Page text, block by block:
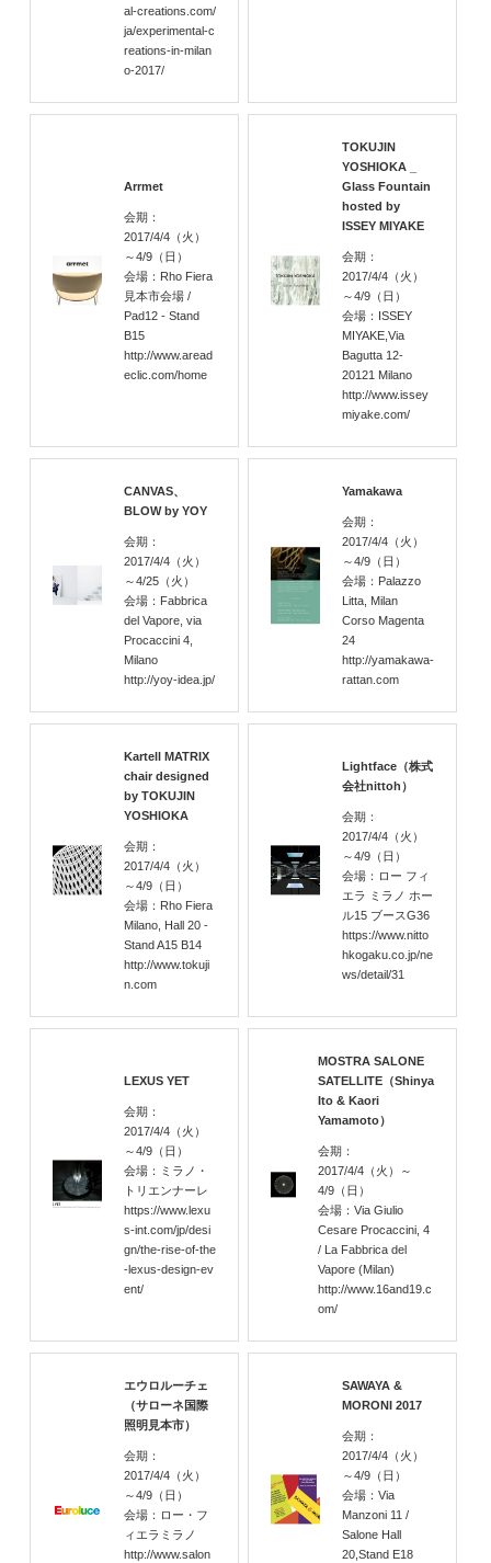
al-creations.com/
ja/experimental-c
reations-in-milan
o-2017/
Arrmet
会期：
2017/4/4（火）
～4/9（日）
会場：Rho Fiera
見本市会場 /
Pad12 - Stand
B15
http://www.aread
eclic.com/home
TOKUJIN
YOSHIOKA _
Glass Fountain
hosted by
ISSEY MIYAKE
会期：
2017/4/4 （火）
～4/9 （日）
会場：ISSEY
MIYAKE,Via
Bagutta 12-
20121 Milano
http://www.issey
miyake.com/
CANVAS、
BLOW by YOY
会期：
2017/4/4（火）
～4/25（火）
会場：Fabbrica
del Vapore, via
Procaccini 4,
Milano
http://yoy-idea.jp/
Yamakawa
会期：
2017/4/4 （火）
～4/9 （日）
会場：Palazzo
Litta, Milan
Corso Magenta
24
http://yamakawa-
rattan.com
Kartell MATRIX
chair designed
by TOKUJIN
YOSHIOKA
会期：
2017/4/4（火）
～4/9（日）
会場：Rho Fiera
Milano, Hall 20 -
Stand A15 B14
http://www.tokuji
n.com
Lightface（株式
会社nittoh）
会期：
2017/4/4 （火）
～4/9 （日）
会場：ロー フィ
エラ ミラノ ホー
ル15 ブースG36
https://www.nitto
hkogaku.co.jp/ne
ws/detail/31
LEXUS YET
会期：
2017/4/4（火）
～4/9（日）
会場：ミラノ・
トリエンナーレ
https://www.lexu
s-int.com/jp/desi
gn/the-rise-of-the
-lexus-design-ev
ent/
MOSTRA SALONE
SATELLITE（Shinya
Ito & Kaori
Yamamoto）
会期：
2017/4/4 （火）
～
4/9 （日）
会場：Via Giulio
Cesare Procaccini, 4
/ La Fabbrica del
Vapore (Milan)
http://www.16and19.c
om/
エウロルーチェ
（サローネ国際
照明見本市）
会期：
2017/4/4（火）
～4/9（日）
会場：ロー・フ
ィエラミラノ
http://www.salon
SAWAYA &
MORONI 2017
会期：
2017/4/4 （火）
～4/9 （日）
会場：Via
Manzoni 11 /
Salone Hall
20,Stand E18